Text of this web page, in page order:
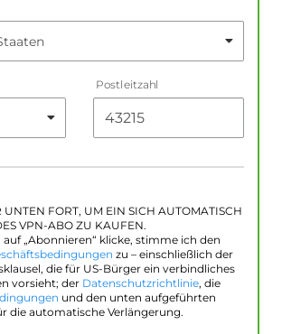
Postleitzahl
UNTEN FORT, UM EIN SICH AUTOMATISCH
VPN-ABO ZU KAUFEN.
„Abonnieren“ klicke, stimme ich den
zu – einschließlich der
die für US-Bürger ein verbindliches
vorsieht; der Datenschutzrichtlinie, die
und den unten aufgeführten
die automatische Verlängerung.